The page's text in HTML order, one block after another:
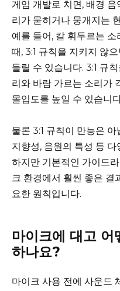
게임 개발로 치면, 배경
리가 묻히거나 뭉개지는
예를 들어, 칼 휘두르는
때, 3:1 규칙을 지키지 않
들릴 수 있습니다. 3:1 규
리와 바람 가르는 소리가
몰입도를 높일 수 있습니
물론 3:1 규칙이 만능은
지향성, 음원의 특성 등
하지만 기본적인 가이드
크 환경에서 훨씬 좋은 결
요한 원칙입니다.
마이크에 대고 어
하나요?
마이크 사용 전에 사운드